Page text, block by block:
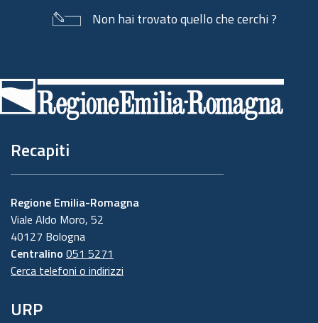
Non hai trovato quello che cerchi ?
di
pagina
Recapiti
Regione Emilia-Romagna
Viale Aldo Moro, 52
40127 Bologna
Centralino 051 5271
Cerca telefoni o indirizzi
URP